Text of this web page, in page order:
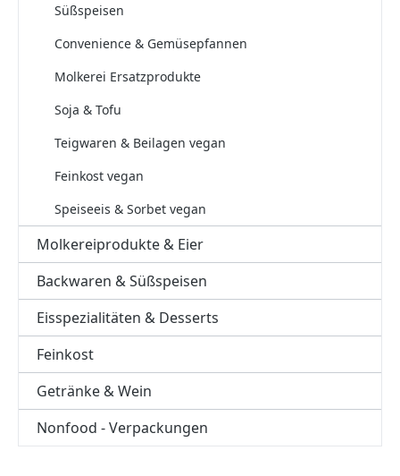
Süßspeisen
Convenience & Gemüsepfannen
Molkerei Ersatzprodukte
Soja & Tofu
Teigwaren & Beilagen vegan
Feinkost vegan
Speiseeis & Sorbet vegan
Molkereiprodukte & Eier
Backwaren & Süßspeisen
Eisspezialitäten & Desserts
Feinkost
Getränke & Wein
Nonfood - Verpackungen